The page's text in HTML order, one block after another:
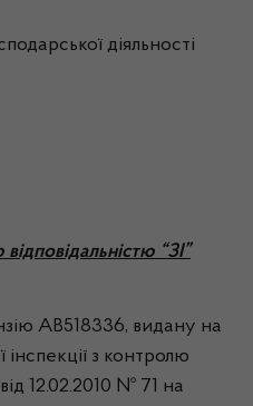
діяльності
“ЗІ”
АВ518336, видану на
інспекції з контролю
12.02.2010 № 71 на